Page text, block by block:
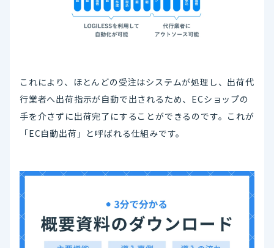
これにより、ほとんどの受注はシステムが処理し、出荷代
行業者へ出荷指示が自動で出されるため、ECショップの
手を介さずに出荷完了にすることができるのです。これが
「EC自動出荷」と呼ばれる仕組みです。